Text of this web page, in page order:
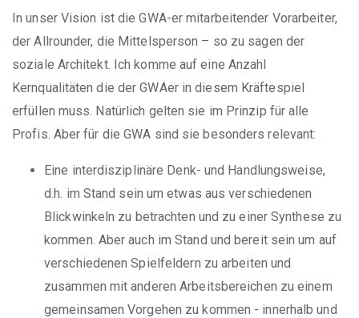
In unser Vision ist die GWA-er mitarbeitender Vorarbeiter,
der Allrounder, die Mittelsperson – so zu sagen der
soziale Architekt. Ich komme auf eine Anzahl
Kernqualitäten die der GWAer in diesem Kräftespiel
erfüllen muss. Natürlich gelten sie im Prinzip für alle
Profis. Aber für die GWA sind sie besonders relevant:
Eine interdisziplinäre Denk- und Handlungsweise,
d.h. im Stand sein um etwas aus verschiedenen
Blickwinkeln zu betrachten und zu einer Synthese zu
kommen. Aber auch im Stand und bereit sein um auf
verschiedenen Spielfeldern zu arbeiten und
zusammen mit anderen Arbeitsbereichen zu einem
gemeinsamen Vorgehen zu kommen - innerhalb und